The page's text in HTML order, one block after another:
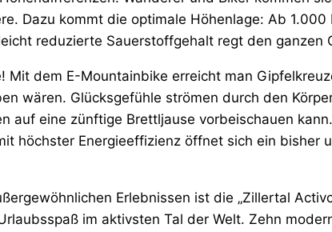
Dazu kommt die optimale Höhenlage: Ab
reduzierte Sauerstoffgehalt regt den ganzen
Mit dem E-Mountainbike erreicht man
wären. Glücksgefühle strömen durch den
auf eine zünftige Brettljause vorbeischauen
höchster Energieeffizienz öffnet sich ein bisher
Erlebnissen ist die „Zillertal
im aktivsten Tal der Welt. Zehn